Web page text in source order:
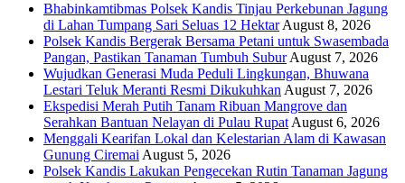
Bhabinkamtibmas Polsek Kandis Tinjau Perkebunan Jagung
di Lahan Tumpang Sari Seluas 12 Hektar August 8, 2026
Polsek Kandis Bergerak Bersama Petani untuk Swasembada
Pangan, Pastikan Tanaman Tumbuh Subur August 7, 2026
Wujudkan Generasi Muda Peduli Lingkungan, Bhuwana
Lestari Teluk Meranti Resmi Dikukuhkan August 7, 2026
Ekspedisi Merah Putih Tanam Ribuan Mangrove dan
Serahkan Bantuan Nelayan di Pulau Rupat August 6, 2026
Menggali Kearifan Lokal dan Kelestarian Alam di Kawasan
Gunung Ciremai August 5, 2026
Polsek Kandis Lakukan Pengecekan Rutin Tanaman Jagung